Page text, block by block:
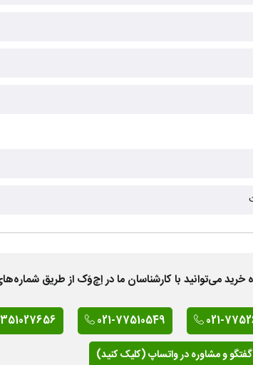
می‌توانید با کارشناسان ما در اِچ‌وَک از طریق
021-
021-77510549
گفتگو و مشاوره در واتساپ (کلیک کنید)